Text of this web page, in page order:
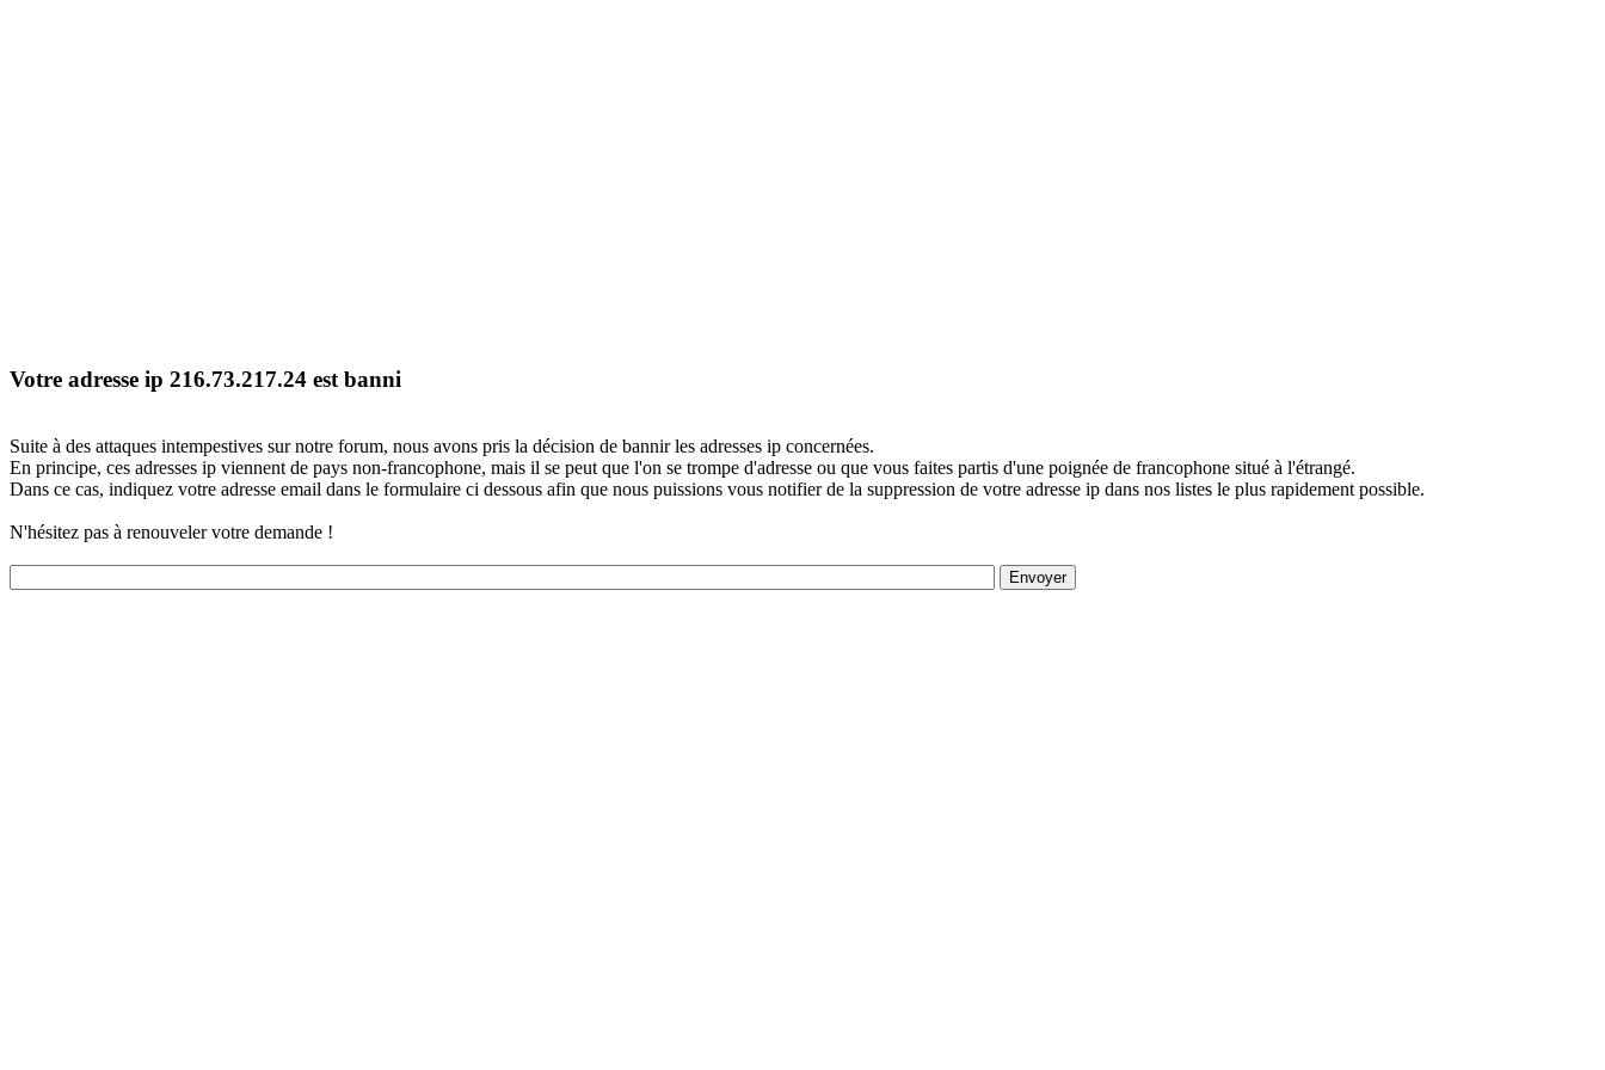
Votre adresse ip 216.73.217.24 est banni
Suite à des attaques intempestives sur notre forum, nous avons pris la décision de bannir les adresses ip concernées.
En principe, ces adresses ip viennent de pays non-francophone, mais il se peut que l'on se trompe d'adresse ou que vous faites partis d'une poignée de francophone situé à l'étrangé.
Dans ce cas, indiquez votre adresse email dans le formulaire ci dessous afin que nous puissions vous notifier de la suppression de votre adresse ip dans nos listes le plus rapidement possible.
N'hésitez pas à renouveler votre demande !